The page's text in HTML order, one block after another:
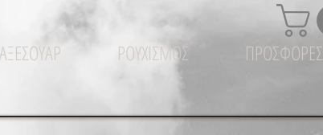
ΑΞΕΣΟΥΑΡ ΡΟΥΧΙΣΜΟΣ ΠΡΟΣΦΟΡΕΣ